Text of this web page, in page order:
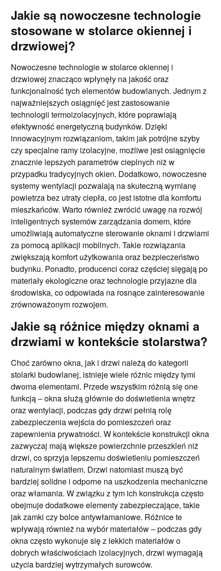
Jakie są nowoczesne technologie
stosowane w stolarce okiennej i
drzwiowej?
Nowoczesne technologie w stolarce okiennej i
drzwiowej znacząco wpłynęły na jakość oraz
funkcjonalność tych elementów budowlanych. Jednym z
najważniejszych osiągnięć jest zastosowanie
technologii termoizolacyjnych, które poprawiają
efektywność energetyczną budynków. Dzięki
innowacyjnym rozwiązaniom, takim jak potrójne szyby
czy specjalne ramy izolacyjne, możliwe jest osiągnięcie
znacznie lepszych parametrów cieplnych niż w
przypadku tradycyjnych okien. Dodatkowo, nowoczesne
systemy wentylacji pozwalają na skuteczną wymianę
powietrza bez utraty ciepła, co jest istotne dla komfortu
mieszkańców. Warto również zwrócić uwagę na rozwój
inteligentnych systemów zarządzania domem, które
umożliwiają automatyczne sterowanie oknami i drzwiami
za pomocą aplikacji mobilnych. Takie rozwiązania
zwiększają komfort użytkowania oraz bezpieczeństwo
budynku. Ponadto, producenci coraz częściej sięgają po
materiały ekologiczne oraz technologie przyjazne dla
środowiska, co odpowiada na rosnące zainteresowanie
zrównoważonym rozwojem.
Jakie są różnice między oknami a
drzwiami w kontekście stolarstwa?
Choć zarówno okna, jak i drzwi należą do kategorii
stolarki budowlanej, istnieje wiele różnic między tymi
dwoma elementami. Przede wszystkim różnią się one
funkcją – okna służą głównie do doświetlenia wnętrz
oraz wentylacji, podczas gdy drzwi pełnią rolę
zabezpieczenia wejścia do pomieszczeń oraz
zapewnienia prywatności. W kontekście konstrukcji okna
zazwyczaj mają większe powierzchnie przeszkleń niż
drzwi, co sprzyja lepszemu doświetleniu pomieszczeń
naturalnym światłem. Drzwi natomiast muszą być
bardziej solidne i odporne na uszkodzenia mechaniczne
oraz włamania. W związku z tym ich konstrukcja często
obejmuje dodatkowe elementy zabezpieczające, takie
jak zamki czy bolce antywłamaniowe. Różnice te
wpływają również na wybór materiałów – podczas gdy
okna często wykonuje się z lekkich materiałów o
dobrych właściwościach izolacyjnych, drzwi wymagają
użycia bardziej wytrzymałych surowców.